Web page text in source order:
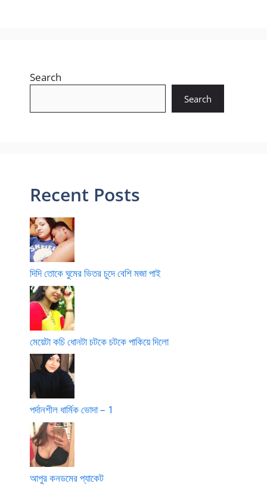
Search
Search
Recent Posts
দিদি তোকে ঘুমের ভিতর চুদে বেশি মজা পাই
মেয়েটা কচি ধোনটা চটকে চটকে পাকিয়ে দিলো
পর্দানশীল ধার্মিক ভোদা – 1
আপুর কনডমের প্যাকেট